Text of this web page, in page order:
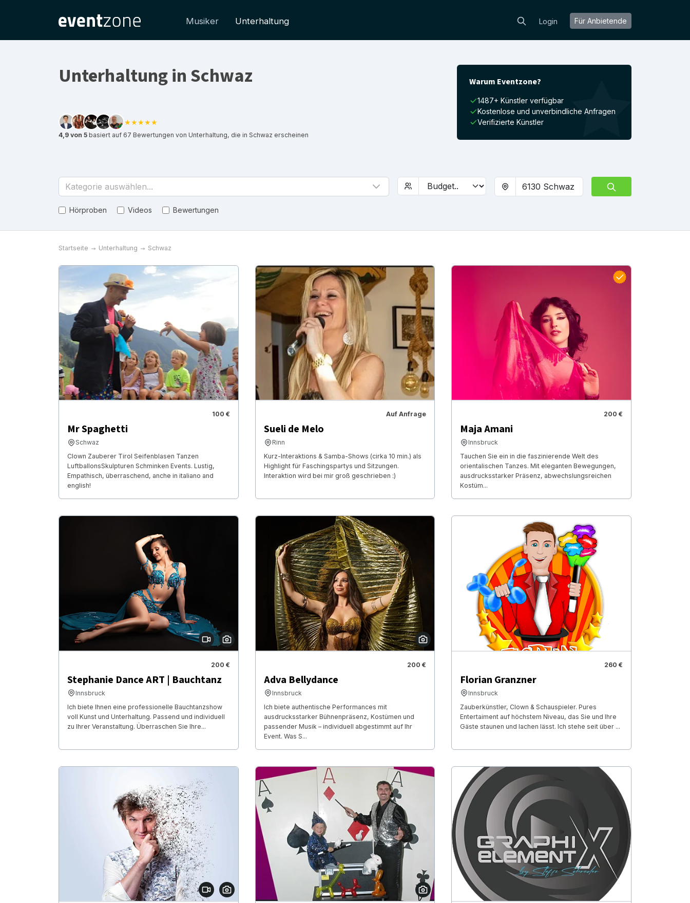
Musiker Unterhaltung Login Für Anbietende
Unterhaltung in Schwaz
★★★★★
4,9 von 5 basiert auf 67 Bewertungen von Unterhaltung, die in Schwaz erscheinen
Warum Eventzone?
1487+ Künstler verfügbar
Kostenlose und unverbindliche Anfragen
Verifizierte Künstler
Kategorie auswählen...
Hörproben Videos Bewertungen
Startseite Unterhaltung Schwaz
100 €
Mr Spaghetti
Schwaz
Clown Zauberer Tirol Seifenblasen Tanzen
LuftballonsSkulpturen Schminken Events. Lustig,
Empathisch, überraschend, anche in italiano and
english!
Auf Anfrage
Sueli de Melo
Rinn
Kurz-Interaktions & Samba-Shows (cirka 10 min.) als
Highlight für Faschingspartys und Sitzungen.
Interaktion wird bei mir groß geschrieben :)
200 €
Maja Amani
Innsbruck
Tauchen Sie ein in die faszinierende Welt des
orientalischen Tanzes. Mit eleganten Bewegungen,
ausdrucksstarker Präsenz, abwechslungsreichen
Kostüm...
200 €
Stephanie Dance ART | Bauchtanz
Innsbruck
Ich biete Ihnen eine professionelle Bauchtanzshow
voll Kunst und Unterhaltung. Passend und individuell
zu Ihrer Veranstaltung. Überraschen Sie Ihre...
200 €
Adva Bellydance
Innsbruck
Ich biete authentische Performances mit
ausdrucksstarker Bühnenpräsenz, Kostümen und
passender Musik – individuell abgestimmt auf Ihr
Event. Was S...
260 €
Florian Granzner
Innsbruck
Zauberkünstler, Clown & Schauspieler. Pures
Entertaiment auf höchstem Niveau, das Sie und Ihre
Gäste staunen und lachen lässt. Ich stehe seit über ...